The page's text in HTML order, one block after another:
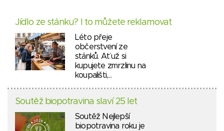
Jídlo ze stánku? I to můžete reklamovat
Léto přeje
občerstvení ze
stánků. Ať už si
kupujete zmrzlinu na
koupališti,…
Soutěž biopotravina slaví 25 let
Soutěž Nejlepší
biopotravina roku je